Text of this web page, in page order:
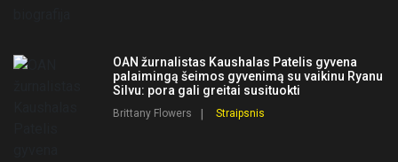
OAN žurnalistas Kaushalas Patelis gyvena
palaimingą šeimos gyvenimą su vaikinu Ryanu
Silvu: pora gali greitai susituokti
Brittany Flowers Straipsnis